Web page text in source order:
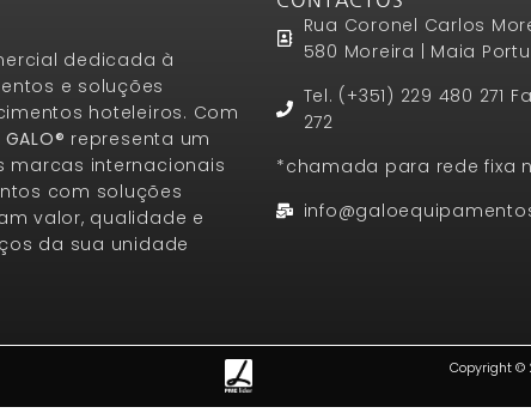
dedicada à
e soluções
hoteleiros. Com
GALO® representa um
marcas internacionais
com soluções
valor, qualidade e
da sua unidade
Rua Coronel Carlos
580 Moreira | Maia
Tel. (+351) 229 480 271
272
*chamada para rede fixa
Copyright ©